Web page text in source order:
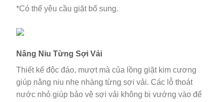
*Có thể yêu cầu giặt bổ sung.
Nâng Niu Từng Sợi Vải
Thiết kế độc đáo, mượt mà của lồng giặt kim cương
giúp nâng niu nhẹ nhàng từng sợi vải. Các lỗ thoát
nước nhỏ giúp bảo vệ sợi vải không bị vướng vào để